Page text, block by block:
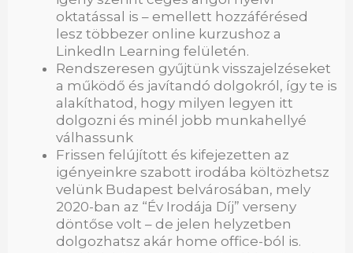
oktatással is – emellett hozzáférésed
lesz többezer online kurzushoz a
LinkedIn Learning felületén.
Rendszeresen gyűjtünk visszajelzéseket
a működő és javítandó dolgokról, így te is
alakíthatod, hogy milyen legyen itt
dolgozni és minél jobb munkahellyé
válhassunk
Frissen felújított és kifejezetten az
igényeinkre szabott irodába költözhetsz
velünk Budapest belvárosában, mely
2020-ban az “Év Irodája Díj” verseny
döntőse volt – de jelen helyzetben
dolgozhatsz akár home office-ból is.